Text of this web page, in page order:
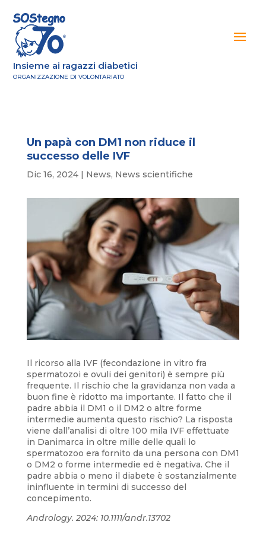
Insieme ai ragazzi diabetici
ORGANIZZAZIONE DI VOLONTARIATO
Un papà con DM1 non riduce il
successo delle IVF
Dic 16, 2024| News, News scientifiche
Il ricorso alla IVF (fecondazione in vitro fra
spermatozoi e ovuli dei genitori) è sempre più
frequente. Il rischio che la gravidanza non vada a
buon fine è ridotto ma importante. Il fatto che il
padre abbia il DM1 o il DM2 o altre forme
intermedie aumenta questo rischio? La risposta
viene dall’analisi di oltre 100 mila IVF effettuate
in Danimarca in oltre mille delle quali lo
spermatozoo era fornito da una persona con DM1
o DM2 o forme intermedie ed è negativa. Che il
padre abbia o meno il diabete è sostanzialmente
ininfluente in termini di successo del
concepimento.
Andrology. 2024: 10.1111/andr.13702